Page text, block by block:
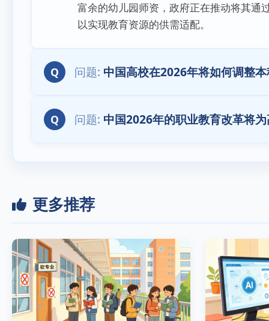
富余的幼儿园师资，政府正在推动将其通
以实现教育资源的供需适配。
Q 中国高校在2026年将如何调整
Q 中国2026年的职业教育改革将
更多推荐